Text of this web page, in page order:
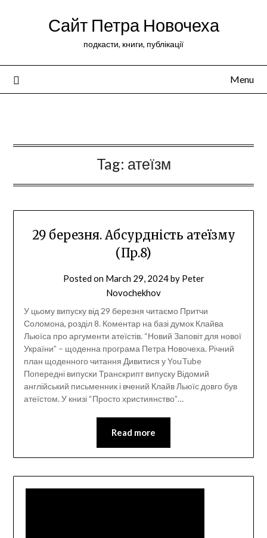
Сайт Петра Новочеха
подкасти, книги, публікації
Menu
Tag: атеїзм
29 березня. Абсурдність атеїзму
(Пр.8)
Posted on March 29, 2024by Peter
Novochekhov
У цьому випуску від 29 березня читаємо Притчи
Соломона, розділ 8. Коментар на базі думок Клайва
Льюїса про аргументи атеїстів. “Новий Заповіт для нової
України” – щоденна програма Петра Новочеха. Річний
план щоденного читання Дивитися у YouTube
Попередні випуски Транскрипт випуску Відомий
англійський письменник і вчений Клайв Льюїс довго був
атеїстом. У книзі “Просто християнство”…
Read more